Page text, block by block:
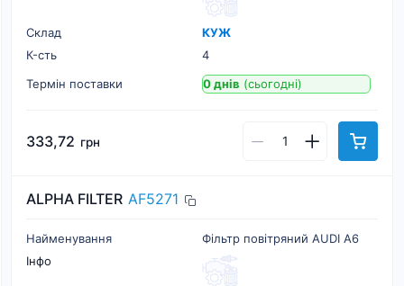
Склад
КУЖ
К-cть
4
Термін поставки
0 днів (сьогодні)
333,72 грн
ALPHA FILTER AF5271
Найменування
Фільтр повітряний AUDI A6
Інфо